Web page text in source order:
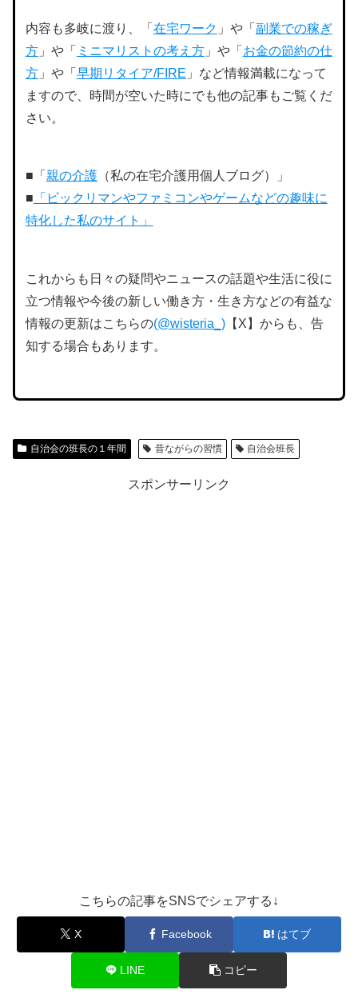
内容も多岐に渡り、「 在宅ワーク 」や「 副業での稼ぎ
方」や「 ミニマリストの考え方」や「 お金の節約の仕
方」や「 早期リタイア/FIRE 」など情報満載になって
ますので、時間が空いた時にでも他の記事もご覧くだ
さい。
■「 親の介護（私の在宅介護用個人ブログ）」
■ 「ビックリマンやファミコンやゲームなどの趣味に
特化した私のサイト」
これからも日々の疑問やニュースの話題や生活に役に
立つ情報や今後の新しい働き方・生き方などの有益な
情報の更新はこちらの(@wisteria_)【X】からも、告
知する場合もあります。
自治会の班長の１年間 昔ながらの習慣 自治会班長
スポンサーリンク
こちらの記事をSNSでシェアする↓
X Facebook はてブ
LINE コピー